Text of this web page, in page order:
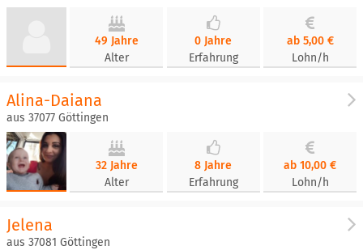
49 Jahre
Alter
0 Jahre
Erfahrung
ab 5,00 €
Lohn/h
Alina-Daiana
aus 37077 Göttingen
32 Jahre
Alter
8 Jahre
Erfahrung
ab 10,00 €
Lohn/h
Jelena
aus 37081 Göttingen